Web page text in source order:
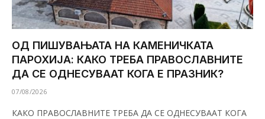
ОД ПИШУВАЊАТА НА КАМЕНИЧКАТА
ПАРОХИЈА: КАКО ТРЕБА ПРАВОСЛАВНИТЕ
ДА СЕ ОДНЕСУВААТ КОГА Е ПРАЗНИК?
07/08/2026
КАКО ПРАВОСЛАВНИТЕ ТРЕБА ДА СЕ ОДНЕСУВААТ КОГА